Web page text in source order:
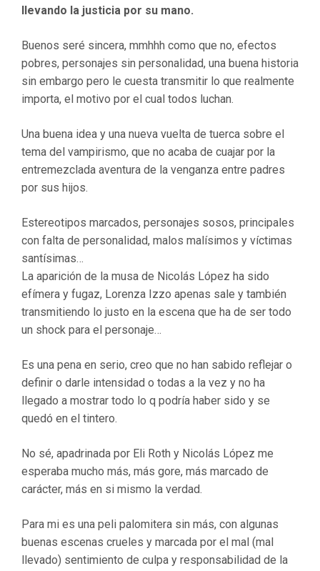
llevando la justicia por su mano.
Buenos seré sincera, mmhhh como que no, efectos
pobres, personajes sin personalidad, una buena historia
sin embargo pero le cuesta transmitir lo que realmente
importa, el motivo por el cual todos luchan.
Una buena idea y una nueva vuelta de tuerca sobre el
tema del vampirismo, que no acaba de cuajar por la
entremezclada aventura de la venganza entre padres
por sus hijos.
Estereotipos marcados, personajes sosos, principales
con falta de personalidad, malos malísimos y víctimas
santísimas…
La aparición de la musa de Nicolás López ha sido
efímera y fugaz, Lorenza Izzo apenas sale y también
transmitiendo lo justo en la escena que ha de ser todo
un shock para el personaje…
Es una pena en serio, creo que no han sabido reflejar o
definir o darle intensidad o todas a la vez y no ha
llegado a mostrar todo lo q podría haber sido y se
quedó en el tintero.
No sé, apadrinada por Eli Roth y Nicolás López me
esperaba mucho más, más gore, más marcado de
carácter, más en si mismo la verdad.
Para mi es una peli palomitera sin más, con algunas
buenas escenas crueles y marcada por el mal (mal
llevado) sentimiento de culpa y responsabilidad de la